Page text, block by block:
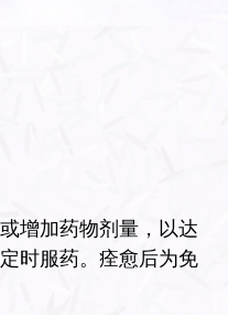
增加药物剂量，以达
时服药。痊愈后为免